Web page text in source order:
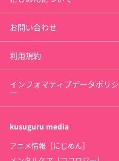
お問い合わせ
利用規約
インフォマティブデータポリシ
ー
kusuguru media
アニメ情報［にじめん］